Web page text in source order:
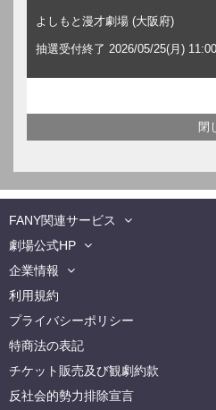
よしもと漫才劇場 (大阪府)
抽選受付終了 2026/05/25(月)
FANY関連サービス
劇場公式HP
企業情報
利用規約
プライバシーポリシー
特商法の表記
チケット販売及び観劇約款
反社会的勢力排除宣言